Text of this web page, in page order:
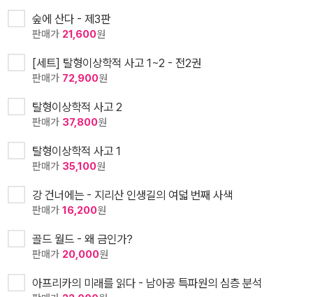
숲에 산다 - 제3판
판매가 21,600원
[세트] 탈형이상학적 사고 1~2 - 전2권
판매가 72,900원
탈형이상학적 사고 2
판매가 37,800원
탈형이상학적 사고 1
판매가 35,100원
강 건너에는 - 지리산 인생길의 여덟 번째 사색
판매가 16,200원
골드 월드 - 왜 금인가?
판매가 20,000원
아프리카의 미래를 읽다 - 남아공 특파원의 심층 분석